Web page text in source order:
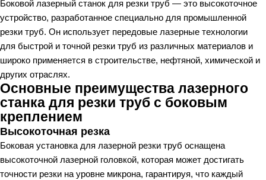
Боковой лазерный станок для резки труб — это высокоточное
устройство, разработанное специально для промышленной
резки труб. Он использует передовые лазерные технологии
для быстрой и точной резки труб из различных материалов и
широко применяется в строительстве, нефтяной, химической и
других отраслях.
Основные преимущества лазерного
станка для резки труб с боковым
креплением
Высокоточная резка
Боковая установка для лазерной резки труб оснащена
высокоточной лазерной головкой, которая может достигать
точности резки на уровне микрона, гарантируя, что каждый